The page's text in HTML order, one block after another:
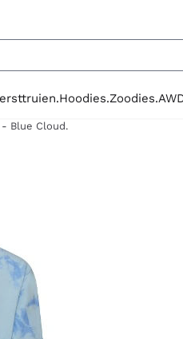
Hoodies.Zoodies.
Blue Cloud.